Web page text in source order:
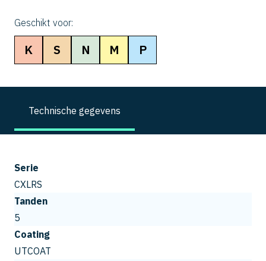
Geschikt voor:
K S N M P
Technische gegevens
Serie
CXLRS
Tanden
5
Coating
UTCOAT